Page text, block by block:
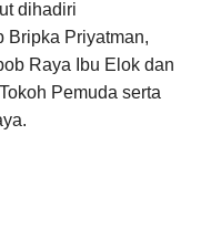
dihadiri
Bripka Priyatman,
Raya Ibu Elok dan
Pemuda serta